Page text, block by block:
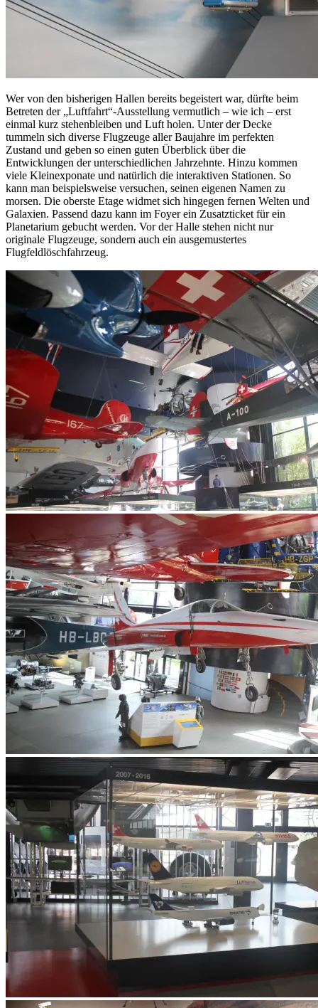
Wer von den bisherigen Hallen bereits begeistert war, dürfte beim
Betreten der „Luftfahrt“-Ausstellung vermutlich – wie ich – erst
einmal kurz stehenbleiben und Luft holen. Unter der Decke
tummeln sich diverse Flugzeuge aller Baujahre im perfekten
Zustand und geben so einen guten Überblick über die
Entwicklungen der unterschiedlichen Jahrzehnte. Hinzu kommen
viele Kleinexponate und natürlich die interaktiven Stationen. So
kann man beispielsweise versuchen, seinen eigenen Namen zu
morsen. Die oberste Etage widmet sich hingegen fernen Welten und
Galaxien. Passend dazu kann im Foyer ein Zusatzticket für ein
Planetarium gebucht werden. Vor der Halle stehen nicht nur
originale Flugzeuge, sondern auch ein ausgemustertes
Flugfeldlöschfahrzeug.